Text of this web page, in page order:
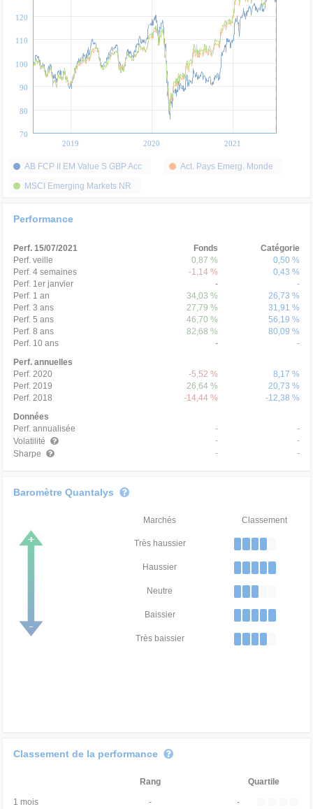
2019 2020 2021
70
80
90
100
110
120
AB FCP II EM Value S GBP Acc
Act. Pays Emerg. Monde
MSCI Emerging Markets NR
Performance
Perf. 15/07/2021 Fonds
Catégorie
Perf. veille
0,87 %
0,50 %
Perf. 4 semaines
-1,14 %
0,43 %
Perf. 1er janvier
-
-
Perf. 1 an
34,03 %
26,73 %
Perf. 3 ans
27,79 %
31,91 %
Perf. 5 ans
46,70 %
56,19 %
Perf. 8 ans
82,68 %
80,09 %
Perf. 10 ans
-
-
Perf. annuelles
Perf. 2020
-5,52 %
8,17 %
Perf. 2019
26,64 %
20,73 %
Perf. 2018
-14,44 %
-12,38 %
Données
Perf. annualisée
-
-
Volatilité
-
-
Sharpe
- -
Baromètre Quantalys
Marchés Classement
Très haussier
Haussier
Neutre
Baissier
Très baissier
Classement de la performance
Rang Quartile
1 mois -
-